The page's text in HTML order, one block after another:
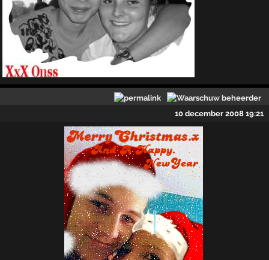
10 december 2008 19:21